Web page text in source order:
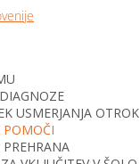
USMERJANJA OTROK